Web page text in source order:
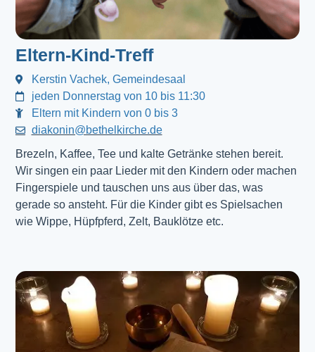
Eltern-Kind-Treff
Kerstin Vachek, Gemeindesaal
jeden Donnerstag von 10 bis 11:30
Eltern mit Kindern von 0 bis 3
diakonin@bethelkirche.de
Brezeln, Kaffee, Tee und kalte Getränke stehen bereit.
Wir singen ein paar Lieder mit den Kindern oder machen
Fingerspiele und tauschen uns aus über das, was
gerade so ansteht. Für die Kinder gibt es Spielsachen
wie Wippe, Hüpfpferd, Zelt, Bauklötze etc.